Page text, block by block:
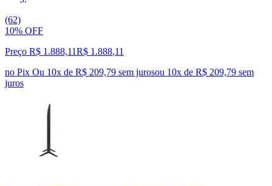
(62)
10% OFF
Preço R$ 1.888,11R$ 1.888,11
no Pix Ou 10x de R$ 209,79 sem jurosou 10x de R$ 209,79 sem
juros